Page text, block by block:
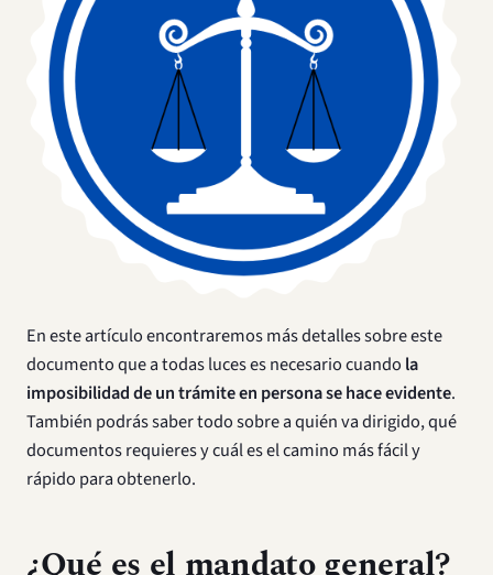
En este artículo encontraremos más detalles sobre este
documento que a todas luces es necesario cuando la
imposibilidad de un trámite en persona se hace evidente.
También podrás saber todo sobre a quién va dirigido, qué
documentos requieres y cuál es el camino más fácil y
rápido para obtenerlo.